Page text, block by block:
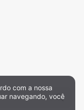
com a nossa
navegando, você